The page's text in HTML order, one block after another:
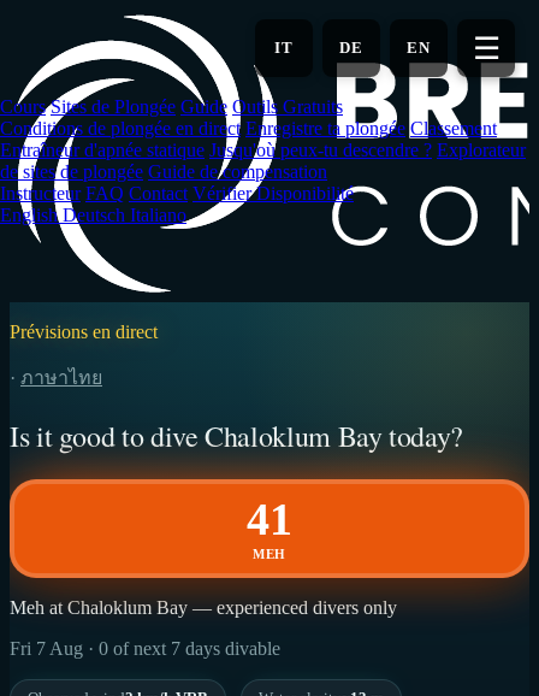
contenu
principal
EN
DE
IT ☰
Cours Sites de Plongée Guide Outils Gratuits
Conditions de plongée en direct Enregistre ta plongée Classement
Entraîneur d'apnée statique Jusqu'où peux-tu descendre ? Explorateur
de sites de plongée Guide de compensation
Instructeur FAQ Contact Vérifier Disponibilité
EnglishDeutsch Italiano
Prévisions en direct
· ภาษาไทย
Is it good to dive Chaloklum Bay today?
41
MEH
Meh at Chaloklum Bay — experienced divers only
Fri 7 Aug · 0 of next 7 days divable